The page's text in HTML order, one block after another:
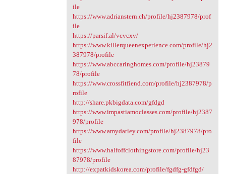
ile
https://www.adrianstern.ch/profile/hj2387978/prof
ile
https://parsif.al/vcvcxv/
https://www.killerqueenexperience.com/profile/hj2
387978/profile
https://www.abccaringhomes.com/profile/hj23879
78/profile
https://www.crossfitfiend.com/profile/hj2387978/p
rofile
http://share.pkbigdata.com/gfdgd
https://www.impastiamoclasses.com/profile/hj2387
978/profile
https://www.amydarley.com/profile/hj2387978/pro
file
https://www.halfoffclothingstore.com/profile/hj23
87978/profile
http://expatkidskorea.com/profile/fgdfg-gfdfgd/